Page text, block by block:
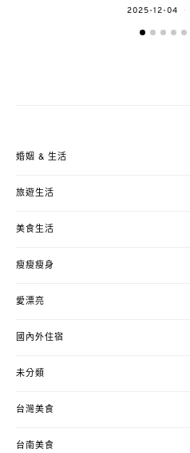
POSTED
2025-12-04
婚姻 & 生活
旅遊生活
美食生活
瘦瘦瘦身
愛漂亮
國內外住宿
未分類
台灣美食
台南美食